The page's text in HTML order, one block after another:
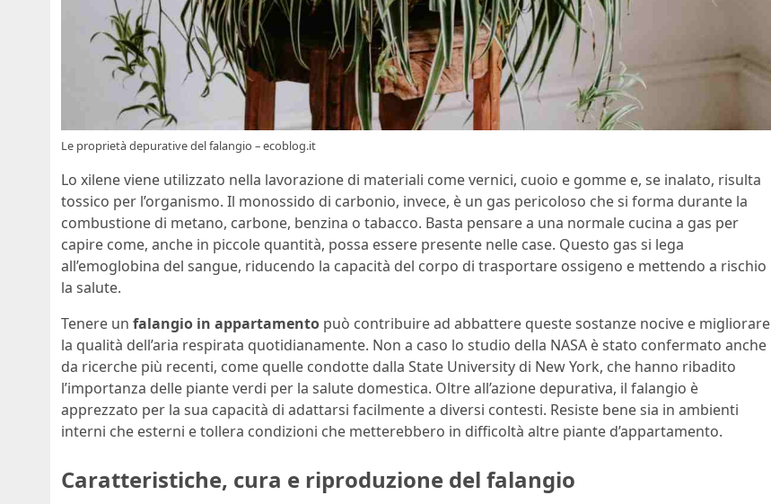
Le proprietà depurative del falangio – ecoblog.it
Lo xilene viene utilizzato nella lavorazione di materiali come vernici, cuoio e gomme e, se inalato, risulta
tossico per l’organismo. Il monossido di carbonio, invece, è un gas pericoloso che si forma durante la
combustione di metano, carbone, benzina o tabacco. Basta pensare a una normale cucina a gas per
capire come, anche in piccole quantità, possa essere presente nelle case. Questo gas si lega
all’emoglobina del sangue, riducendo la capacità del corpo di trasportare ossigeno e mettendo a rischio
la salute.
Tenere un falangio in appartamento può contribuire ad abbattere queste sostanze nocive e migliorare
la qualità dell’aria respirata quotidianamente. Non a caso lo studio della NASA è stato confermato anche
da ricerche più recenti, come quelle condotte dalla State University di New York, che hanno ribadito
l’importanza delle piante verdi per la salute domestica. Oltre all’azione depurativa, il falangio è
apprezzato per la sua capacità di adattarsi facilmente a diversi contesti. Resiste bene sia in ambienti
interni che esterni e tollera condizioni che metterebbero in difficoltà altre piante d’appartamento.
Caratteristiche, cura e riproduzione del falangio